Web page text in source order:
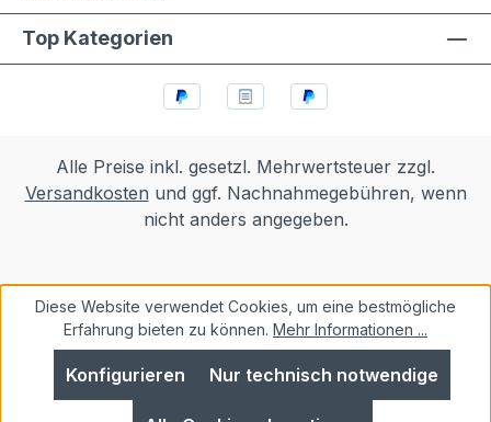
Top Kategorien
Alle Preise inkl. gesetzl. Mehrwertsteuer zzgl.
Versandkosten und ggf. Nachnahmegebühren, wenn
nicht anders angegeben.
Diese Website verwendet Cookies, um eine bestmögliche
Erfahrung bieten zu können. Mehr Informationen ...
Nur technisch notwendige
Konfigurieren